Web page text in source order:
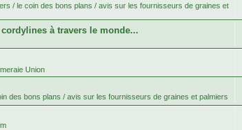
/ le coin des bons plans / avis sur les fournisseurs de graines et
à travers le monde...
Union
des bons plans / avis sur les fournisseurs de graines et palmiers